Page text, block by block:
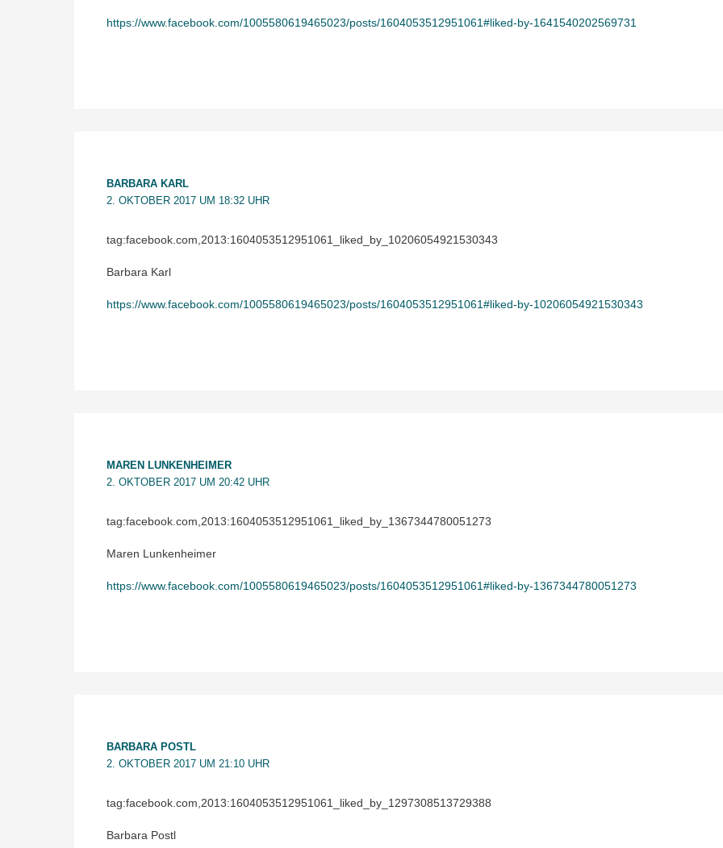
https://www.facebook.com/1005580619465023/posts/1604053512951061#liked-by-1641540202569731
BARBARA KARL
2. OKTOBER 2017 UM 18:32 UHR
tag:facebook.com,2013:1604053512951061_liked_by_10206054921530343
Barbara Karl
https://www.facebook.com/1005580619465023/posts/1604053512951061#liked-by-10206054921530343
MAREN LUNKENHEIMER
2. OKTOBER 2017 UM 20:42 UHR
tag:facebook.com,2013:1604053512951061_liked_by_1367344780051273
Maren Lunkenheimer
https://www.facebook.com/1005580619465023/posts/1604053512951061#liked-by-1367344780051273
BARBARA POSTL
2. OKTOBER 2017 UM 21:10 UHR
tag:facebook.com,2013:1604053512951061_liked_by_1297308513729388
Barbara Postl